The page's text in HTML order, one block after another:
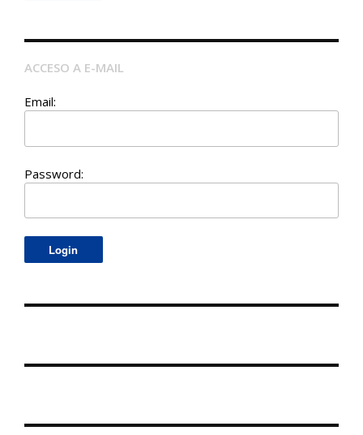
ACCESO A E-MAIL
Email:
Password: